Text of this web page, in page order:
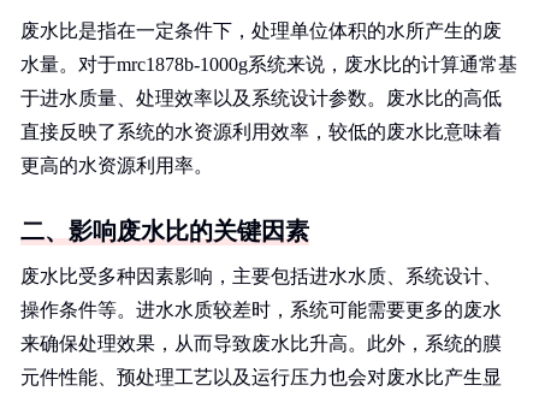
废水比是指在一定条件下，处理单位体积的水所产生的废
水量。对于mrc1878b-1000g系统来说，废水比的计算通常基
于进水质量、处理效率以及系统设计参数。废水比的高低
直接反映了系统的水资源利用效率，较低的废水比意味着
更高的水资源利用率。
二、影响废水比的关键因素
废水比受多种因素影响，主要包括进水水质、系统设计、
操作条件等。进水水质较差时，系统可能需要更多的废水
来确保处理效果，从而导致废水比升高。此外，系统的膜
元件性能、预处理工艺以及运行压力也会对废水比产生显